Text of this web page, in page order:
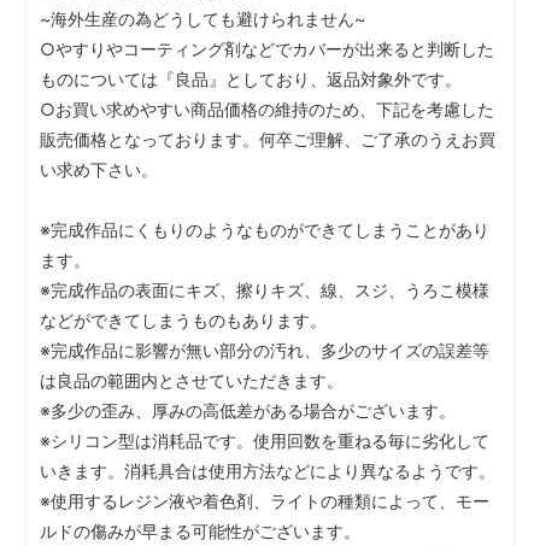
~海外生産の為どうしても避けられません~
○やすりやコーティング剤などでカバーが出来ると判断した
ものについては『良品』としており、返品対象外です。
○お買い求めやすい商品価格の維持のため、下記を考慮した
販売価格となっております。何卒ご理解、ご了承のうえお買
い求め下さい。
※完成作品にくもりのようなものができてしまうことがあり
ます。
※完成作品の表面にキズ、擦りキズ、線、スジ、うろこ模様
などができてしまうものもあります。
※完成作品に影響が無い部分の汚れ、多少のサイズの誤差等
は良品の範囲内とさせていただきます。
※多少の歪み、厚みの高低差がある場合がございます。
※シリコン型は消耗品です。使用回数を重ねる毎に劣化して
いきます。消耗具合は使用方法などにより異なるようです。
※使用するレジン液や着色剤、ライトの種類によって、モー
ルドの傷みが早まる可能性がございます。